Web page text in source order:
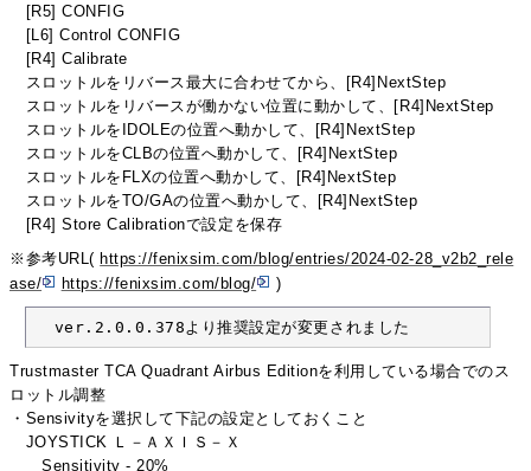
[R5] CONFIG
[L6] Control CONFIG
[R4] Calibrate
スロットルをリバース最大に合わせてから、[R4]NextStep
スロットルをリバースが働かない位置に動かして、[R4]NextStep
スロットルをIDOLEの位置へ動かして、[R4]NextStep
スロットルをCLBの位置へ動かして、[R4]NextStep
スロットルをFLXの位置へ動かして、[R4]NextStep
スロットルをTO/GAの位置へ動かして、[R4]NextStep
[R4] Store Calibrationで設定を保存
※参考URL( https://fenixsim.com/blog/entries/2024-02-28_v2b2_rele
ase/
https://fenixsim.com/blog/ )
  ver.2.0.0.378より推奨設定が変更されました
Trustmaster TCA Quadrant Airbus Editionを利用している場合でのス
ロットル調整
・Sensivityを選択して下記の設定としておくこと
JOYSTICK Ｌ－ＡＸＩＳ－Ｘ
Sensitivity - 20%